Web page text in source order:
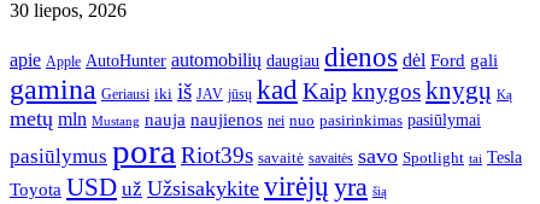
30 liepos, 2026
apie Apple AutoHunter automobilių daugiau dienos dėl Ford gali
gamina Geriausi iki iš JAV jūsų kadKaip knygosknygų Ką
metų mln Mustang nauja naujienos nei nuo pasirinkimas pasiūlymai
pasiūlymus pora Riot39s savaitė savaitės savo Spotlight tai Tesla
Toyota USD už Užsisakykite virėjų yra šią